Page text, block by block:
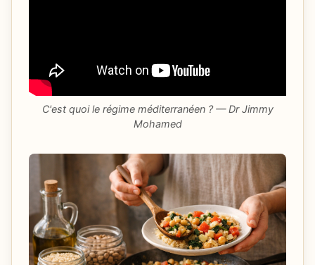
C'est quoi le régime méditerranéen ? — Dr Jimmy
Mohamed